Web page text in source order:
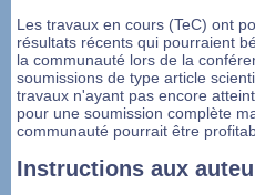
Les travaux en cours (TeC) ont
résultats récents qui pourraient
la communauté lors de la
soumissions de type article
travaux n'ayant pas encore
pour une soumission complète
communauté pourrait être
Instructions aux